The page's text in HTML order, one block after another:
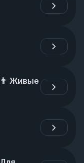
Живые